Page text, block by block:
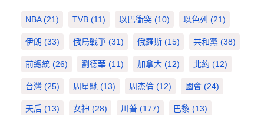
NBA(21) TVB (11) 以巴衝突 (10) 以色列 (21)
伊朗 (33) 俄烏戰爭 (31) 俄羅斯 (15) 共和黨 (38)
前總統 (26) 劉德華 (11) 加拿大 (12) 北約 (12)
台灣 (25) 周星馳 (13) 周杰倫 (12) 國會 (24)
天后 (13) 女神 (28) 川普 (177) 巴黎 (13)